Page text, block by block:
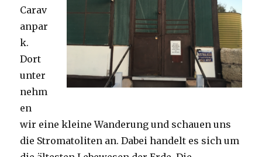
Carav
anpar
k.
Dort
unter
nehm
en
wir eine kleine Wanderung und schauen uns
die Stromatoliten an. Dabei handelt es sich um